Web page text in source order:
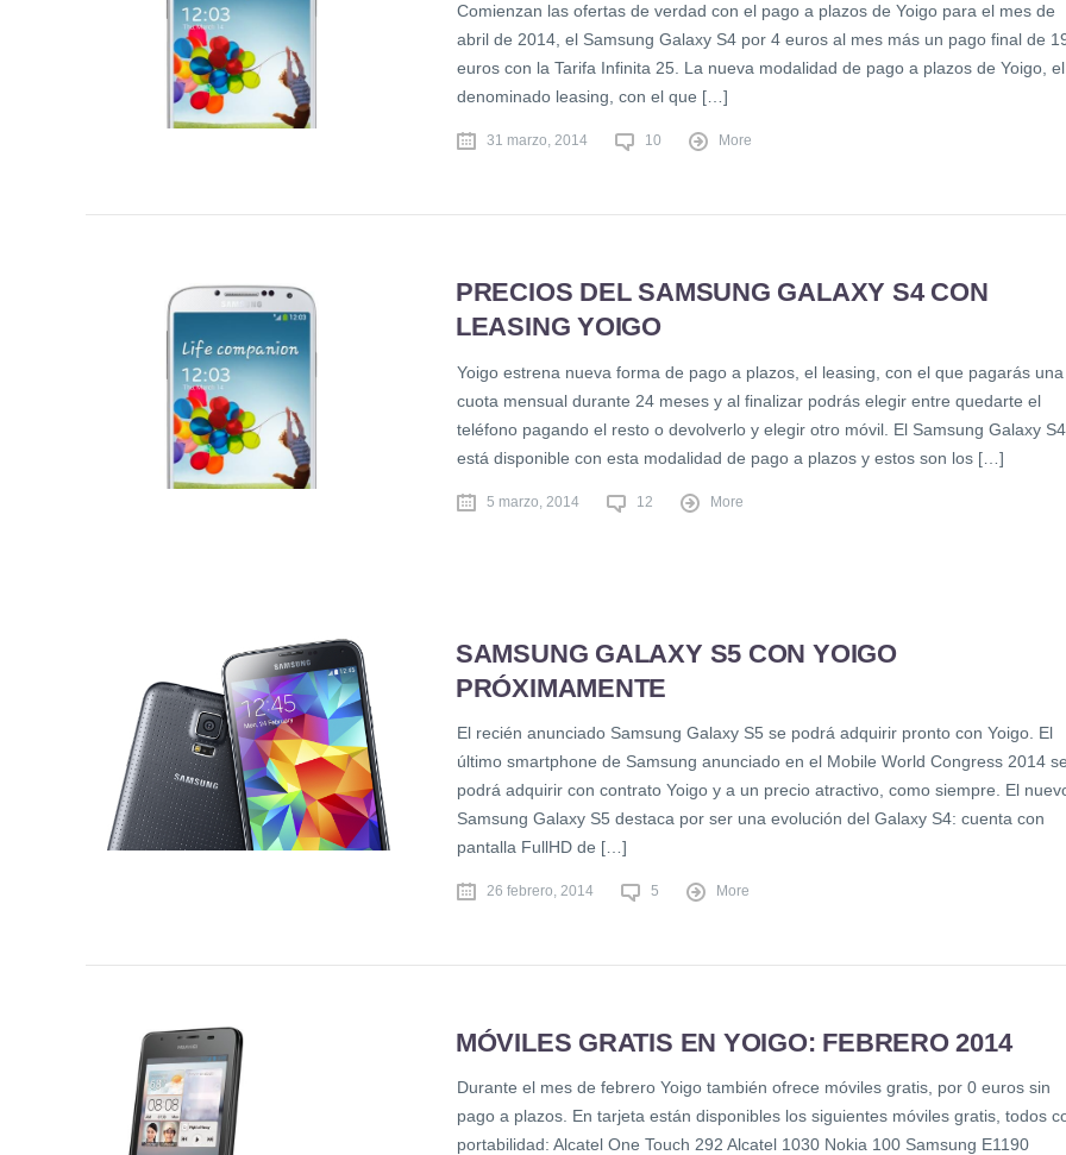
Comienzan las ofertas de verdad con el pago a plazos de Yoigo para el mes de
abril de 2014, el Samsung Galaxy S4 por 4 euros al mes más un pago final de
euros con la Tarifa Infinita 25. La nueva modalidad de pago a plazos de Yoigo, el
denominado leasing, con el que […]
31 marzo, 2014 10 More
PRECIOS DEL SAMSUNG GALAXY S4 CON
LEASING YOIGO
Yoigo estrena nueva forma de pago a plazos, el leasing, con el que pagarás una
cuota mensual durante 24 meses y al finalizar podrás elegir entre quedarte el
teléfono pagando el resto o devolverlo y elegir otro móvil. El Samsung Galaxy S4
está disponible con esta modalidad de pago a plazos y estos son los […]
5 marzo, 2014 12 More
SAMSUNG GALAXY S5 CON YOIGO
PRÓXIMAMENTE
El recién anunciado Samsung Galaxy S5 se podrá adquirir pronto con Yoigo. El
último smartphone de Samsung anunciado en el Mobile World Congress 2014 se
podrá adquirir con contrato Yoigo y a un precio atractivo, como siempre. El
Samsung Galaxy S5 destaca por ser una evolución del Galaxy S4: cuenta con
pantalla FullHD de […]
26 febrero, 2014 5 More
MÓVILES GRATIS EN YOIGO: FEBRERO 2014
Durante el mes de febrero Yoigo también ofrece móviles gratis, por 0 euros sin
pago a plazos. En tarjeta están disponibles los siguientes móviles gratis, todos
portabilidad: Alcatel One Touch 292 Alcatel 1030 Nokia 100 Samsung E1190